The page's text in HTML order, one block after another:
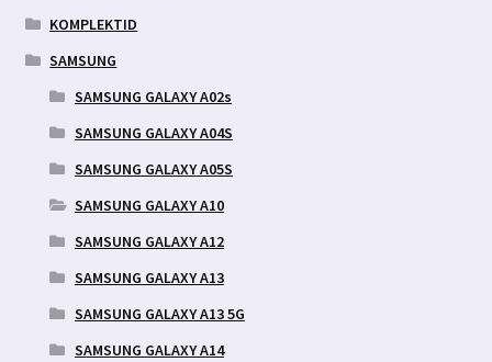
KOMPLEKTID
SAMSUNG
SAMSUNG GALAXY A02s
SAMSUNG GALAXY A04S
SAMSUNG GALAXY A05S
SAMSUNG GALAXY A10
SAMSUNG GALAXY A12
SAMSUNG GALAXY A13
SAMSUNG GALAXY A13 5G
SAMSUNG GALAXY A14